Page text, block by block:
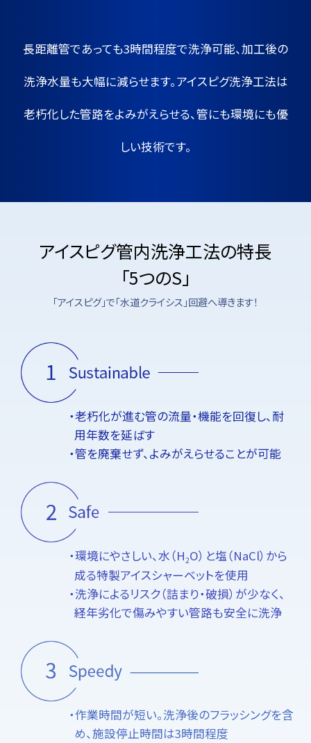
長距離管であっても3時間程度で洗浄可能、加工後の
洗浄水量も大幅に減らせます。アイスピグ洗浄工法は
老朽化した管路をよみがえらせる、管にも環境にも優
しい技術です。
アイスピグ管内洗浄工法の特長
「5つのS」
「アイスピグ」で「水道クライシス」回避へ導きます！
・老朽化が進む管の流量・機能を回復し、耐
用年数を延ばす
・管を廃棄せず、よみがえらせることが可能
・環境にやさしい、水（H2O）と塩（NaCl）から
成る特製アイスシャーベットを使用
・洗浄によるリスク（詰まり・破損）が少なく、
経年劣化で傷みやすい管路も安全に洗浄
・作業時間が短い。洗浄後のフラッシングを含
め、施設停止時間は3時間程度